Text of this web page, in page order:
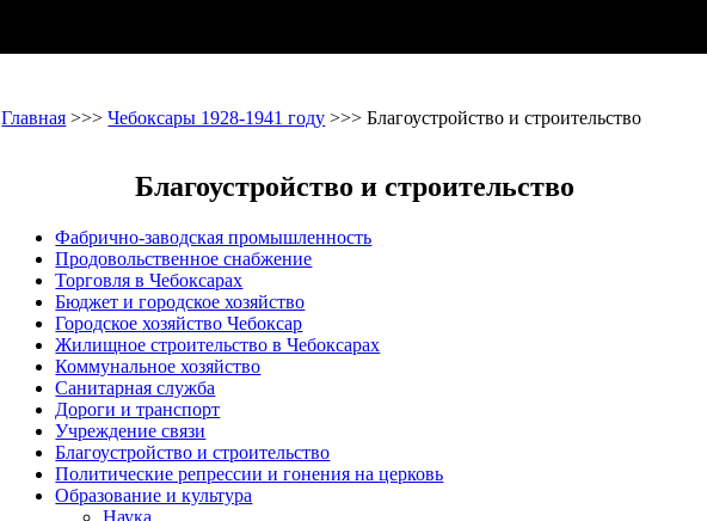
Главная >>>Чебоксары 1928-1941 году >>>Благоустройство и строительство
Благоустройство и строительство
Фабрично-заводская промышленность
Продовольственное снабжение
Торговля в Чебоксарах
Бюджет и городское хозяйство
Городское хозяйство Чебоксар
Жилищное строительство в Чебоксарах
Коммунальное хозяйство
Санитарная служба
Дороги и транспорт
Учреждение связи
Благоустройство и строительство
Политические репрессии и гонения на церковь
Образование и культура
Наука